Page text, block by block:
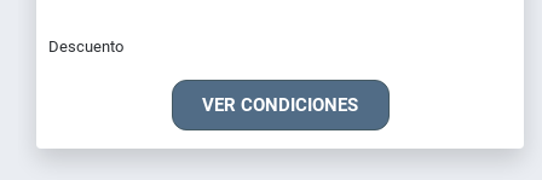
Descuento
VER CONDICIONES